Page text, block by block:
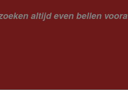
altijd even bellen